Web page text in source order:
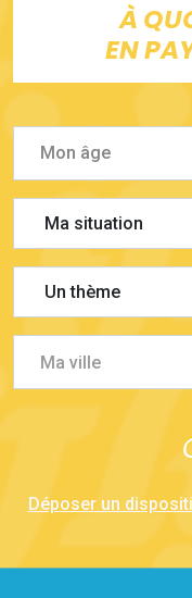
À
EN
Ma ville
Déposer un